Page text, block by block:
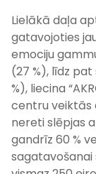
Lielākā daļa
gatavojoties
emociju
(27 %), līdz
%), liecina
centru veiktās
nereti slēpjas
gandrīz 60 %
sagatavošanai